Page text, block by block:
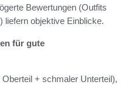
Bewertungen (Outfits
liefern objektive Einblicke.
für gute
+ schmaler Unterteil),